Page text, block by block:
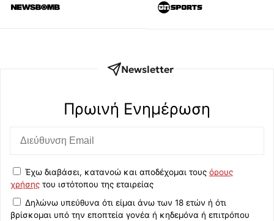
Newsletter
Πρωινή Eνημέρωση
Έχω διαβάσει, κατανοώ και αποδέχομαι τους όρους
χρήσης του ιστότοπου της εταιρείας
Δηλώνω υπεύθυνα ότι είμαι άνω των 18 ετών ή ότι
βρίσκομαι υπό την εποπτεία γονέα ή κηδεμόνα ή επιτρόπου